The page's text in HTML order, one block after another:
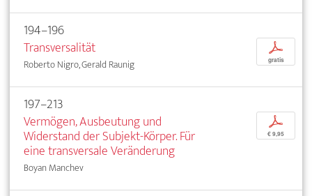
194–196
Transversalität
Roberto Nigro, Gerald Raunig
p
gratis
197–213
Vermögen, Ausbeutung und
Widerstand der Subjekt-Körper. Für
eine transversale Veränderung
Boyan Manchev
p
€ 9,95